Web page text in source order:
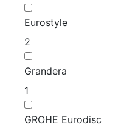
Eurostyle
2
Grandera
1
GROHE Eurodisc